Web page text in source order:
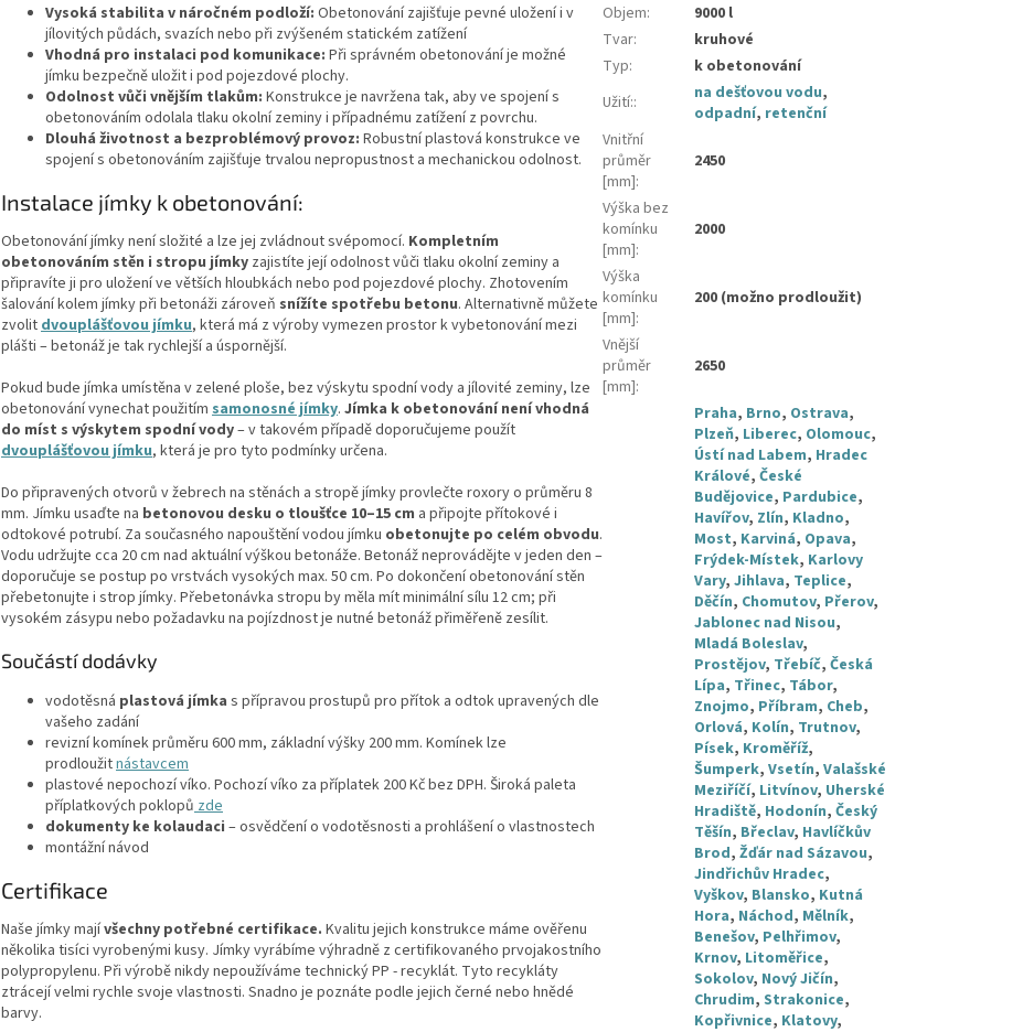
Vysoká stabilita v náročném podloží: Obetonování zajišťuje pevné uložení i v
jílovitých půdách, svazích nebo při zvýšeném statickém zatížení
Vhodná pro instalaci pod komunikace: Při správném obetonování je možné
jímku bezpečně uložit i pod pojezdové plochy.
Odolnost vůči vnějším tlakům: Konstrukce je navržena tak, aby ve spojení s
obetonováním odolala tlaku okolní zeminy i případnému zatížení z povrchu.
Dlouhá životnost a bezproblémový provoz: Robustní plastová konstrukce ve
spojení s obetonováním zajišťuje trvalou nepropustnost a mechanickou odolnost.
Instalace jímky k obetonování:
Obetonování jímky není složité a lze jej zvládnout svépomocí. Kompletním
obetonováním stěn i stropu jímky zajistíte její odolnost vůči tlaku okolní zeminy a
připravíte ji pro uložení ve větších hloubkách nebo pod pojezdové plochy. Zhotovením
šalování kolem jímky při betonáži zároveň snížíte spotřebu betonu. Alternativně můžete
zvolitdvouplášťovou jímku, která má z výroby vymezen prostor k vybetonování mezi
plášti – betonáž je tak rychlejší a úspornější.
Pokud bude jímka umístěna v zelené ploše, bez výskytu spodní vody a jílovité zeminy, lze
obetonování vynechat použitím samonosné jímky. Jímka k obetonování není vhodná
do míst s výskytem spodní vody– v takovém případě doporučujeme použít
dvouplášťovou jímku, která je pro tyto podmínky určena.
Do připravených otvorů v žebrech na stěnách a stropě jímky provlečte roxory o průměru 8
mm. Jímku usaďte na betonovou desku o tloušťce 10–15 cm a připojte přítokové i
odtokové potrubí. Za současného napouštění vodou jímku obetonujte po celém obvodu.
Vodu udržujte cca 20 cm nad aktuální výškou betonáže. Betonáž neprovádějte v jeden den –
doporučuje se postup po vrstvách vysokých max. 50 cm. Po dokončení obetonování stěn
přebetonujte i strop jímky. Přebetonávka stropu by měla mít minimální sílu 12 cm; při
vysokém zásypu nebo požadavku na pojízdnost je nutné betonáž přiměřeně zesílit.
Součástí dodávky
vodotěsná plastová jímka s přípravou prostupů pro přítok a odtok upravených dle
vašeho zadání
revizní komínek průměru 600 mm, základní výšky 200 mm. Komínek lze
prodloužitnástavcem
plastové nepochozí víko. Pochozí víko za příplatek 200 Kč bez DPH. Široká paleta
příplatkových poklopůzde
dokumenty ke kolaudaci – osvědčení o vodotěsnosti a prohlášení o vlastnostech
montážní návod
Certifikace
Naše jímky majívšechny potřebné certifikace. Kvalitu jejich konstrukce máme ověřenu
několika tisíci vyrobenými kusy. Jímky vyrábíme výhradně z certifikovaného prvojakostního
polypropylenu. Při výrobě nikdy nepoužíváme technický PP - recyklát. Tyto recykláty
ztrácejí velmi rychle svoje vlastnosti. Snadno je poznáte podle jejich černé nebo hnědé
barvy.
Objem:
9000 l
Tvar:
kruhové
Typ:
k obetonování
Užití:: na dešťovou vodu,
odpadní, retenční
Vnitřní
průměr
[mm]:
2450
Výška bez
komínku
[mm]:
2000
Výška
komínku
[mm]:
200 (možno prodloužit)
Vnější
průměr
[mm]:
2650
Praha, Brno, Ostrava,
Plzeň, Liberec, Olomouc,
Ústí nad Labem, Hradec
Králové,České
Budějovice, Pardubice,
Havířov, Zlín, Kladno,
Most, Karviná, Opava,
Frýdek-Místek, Karlovy
Vary,Jihlava, Teplice,
Děčín, Chomutov, Přerov,
Jablonec nad Nisou,
Mladá Boleslav,
Prostějov, Třebíč,Česká
Lípa, Třinec, Tábor,
Znojmo, Příbram, Cheb,
Orlová, Kolín, Trutnov,
Písek, Kroměříž,
Šumperk,Vsetín,Valašské
Meziříčí, Litvínov, Uherské
Hradiště, Hodonín,Český
Těšín, Břeclav, Havlíčkův
Brod,Žďár nad Sázavou,
Jindřichův Hradec,
Vyškov, Blansko, Kutná
Hora, Náchod, Mělník,
Benešov, Pelhřimov,
Krnov, Litoměřice,
Sokolov, Nový Jičín,
Chrudim,Strakonice,
Kopřivnice, Klatovy,